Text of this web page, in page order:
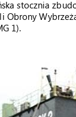
stocznia
Obrony
1).